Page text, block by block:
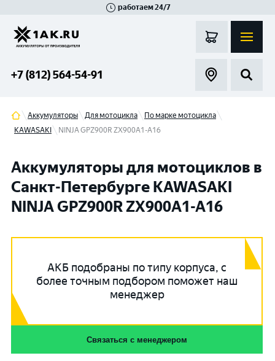
работаем 24/7
+7 (812) 564-54-91
Аккумуляторы Для мотоцикла
По марке мотоцикла
KAWASAKI
NINJA GPZ900R ZX900A1-A16
Аккумуляторы для мотоциклов в
Санкт-Петербурге KAWASAKI
NINJA GPZ900R ZX900A1-A16
АКБ подобраны по типу корпуса, с
более точным подбором поможет наш
менеджер
Связаться с менеджером
Гатчина